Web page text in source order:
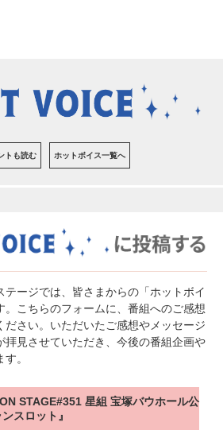
トも読む ホットボイス一覧へ
テージでは、皆さまからの「ホットボイ
。こちらのフォームに、番組へのご感想
ださい。いただいたご感想やメッセージ
拝見させていただき、今後の番組企画や
。
STAGE#351 星組 宝塚バウホール公
スロット』